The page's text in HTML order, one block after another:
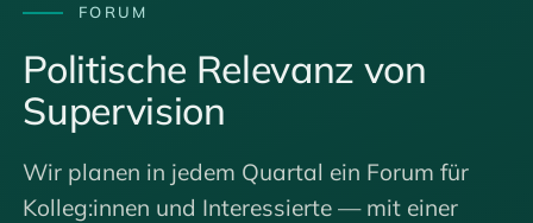
FORUM
Politische Relevanz von
Supervision
Wir planen in jedem Quartal ein Forum für
Kolleg:innen und Interessierte — mit einer